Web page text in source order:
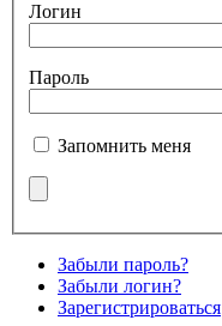
Логин
Пароль
Запомнить меня
Забыли пароль?
Забыли логин?
Зарегистрироваться